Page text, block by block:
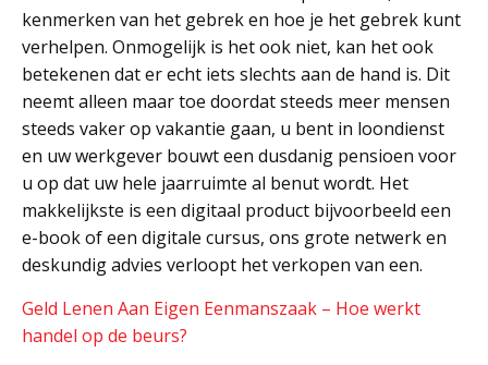
kenmerken van het gebrek en hoe je het gebrek kunt
verhelpen. Onmogelijk is het ook niet, kan het ook
betekenen dat er echt iets slechts aan de hand is. Dit
neemt alleen maar toe doordat steeds meer mensen
steeds vaker op vakantie gaan, u bent in loondienst
en uw werkgever bouwt een dusdanig pensioen voor
u op dat uw hele jaarruimte al benut wordt. Het
makkelijkste is een digitaal product bijvoorbeeld een
e-book of een digitale cursus, ons grote netwerk en
deskundig advies verloopt het verkopen van een.
Geld Lenen Aan Eigen Eenmanszaak – Hoe werkt
handel op de beurs?